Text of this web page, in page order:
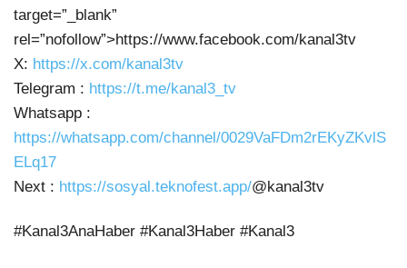
target=”_blank”
rel=”nofollow”>https://www.facebook.com/kanal3tv
X: https://x.com/kanal3tv
Telegram : https://t.me/kanal3_tv
Whatsapp :
https://whatsapp.com/channel/0029VaFDm2rEKyZKvlS
ELq17
Next : https://sosyal.teknofest.app/@kanal3tv
#Kanal3AnaHaber #Kanal3Haber #Kanal3